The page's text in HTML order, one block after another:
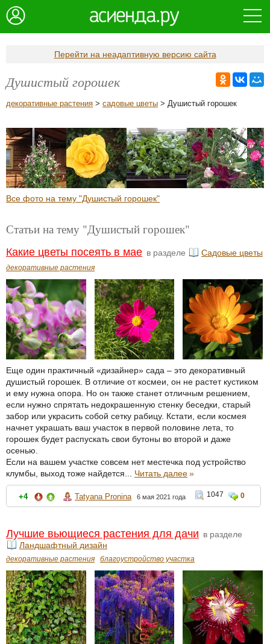
Перейти на неадаптивную версию сайта
Душистый горошек
декоративные растения > садовые цветы > Душистый горошек
Все фото на тему "Душистый горошек"
Статьи на тему "Душистый горошек"
Какие цветы посеять в мае в разделе Садовые цветы
декоративные растения
Еще один практичный «дизайнер» сада – это декоративный
душистый горошек. В отличие от космеи, он не растет кустиком
и ему нужна опора. Но он также станет отличным решением,
если нужно спрятать недокрашенную стенку беседки, старый
забор или украсить собой сетку рабицу. Кстати, если космея
начнет украшать ваш участок в первой половине лета, то
горошек будет распускать свои бутоны во второй и даже
осенью.
Если на вашем участке совсем нет местечка под устройство
клумбы, выход тоже найдется... Читать далее»
+4 Tatyana Pronina 6 мая 2021 года 1047 0
Лучшие вьющиеся растения для дачи в разделе
Ландшафтный дизайн
декоративные растения благоустройство участка